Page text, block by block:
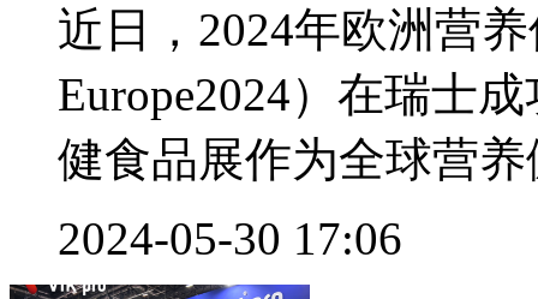
近日，2024年欧洲营
Europe2024）在瑞士
健食品展作为全球营
2024-05-30 17:06